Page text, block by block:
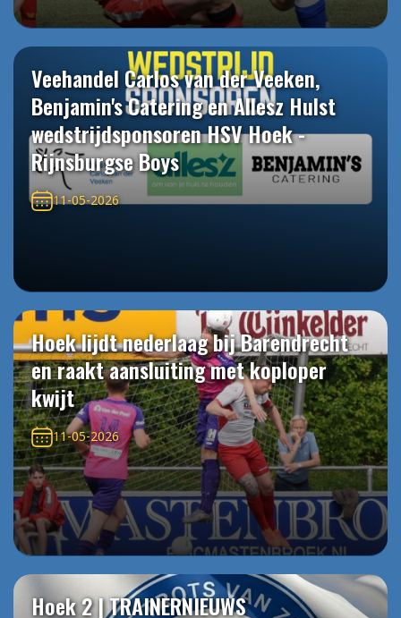
Veehandel Carlos van der Veeken,
Benjamin's Catering en Allesz Hulst
wedstrijdsponsoren HSV Hoek -
Rijnsburgse Boys
11-05-2026
Hoek lijdt nederlaag bij Barendrecht
en raakt aansluiting met koploper
kwijt
11-05-2026
Hoek 2 | TRAINERNIEUWS